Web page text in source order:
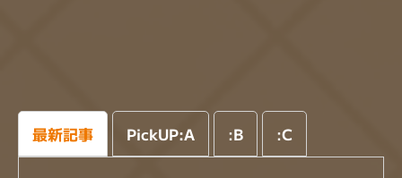
最新記事 PickUP:A :B :C